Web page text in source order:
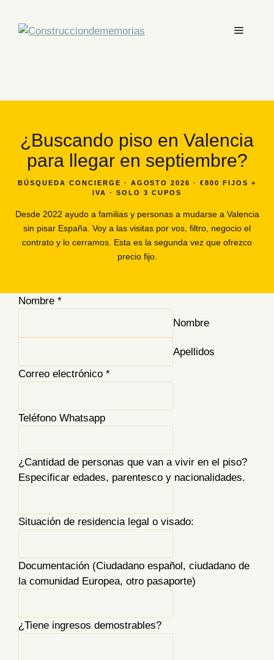
¿Buscando piso en Valencia
para llegar en septiembre?
BÚSQUEDA CONCIERGE · AGOSTO 2026 · €800 FIJOS +
IVA · SOLO 3 CUPOS
Desde 2022 ayudo a familias y personas a mudarse a Valencia
sin pisar España. Voy a las visitas por vos, filtro, negocio el
contrato y lo cerramos. Esta es la segunda vez que ofrezco
precio fijo.
Nombre *
Nombre
Apellidos
Correo electrónico *
Teléfono Whatsapp
¿Cantidad de personas que van a vivir en el piso?
Especificar edades, parentesco y nacionalidades.
Situación de residencia legal o visado:
Documentación (Ciudadano español, ciudadano de
la comunidad Europea, otro pasaporte)
¿Tiene ingresos demostrables?